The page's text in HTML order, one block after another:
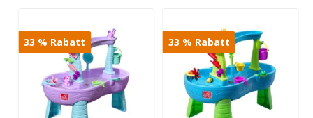
33 % Rabatt 33 % Rabatt